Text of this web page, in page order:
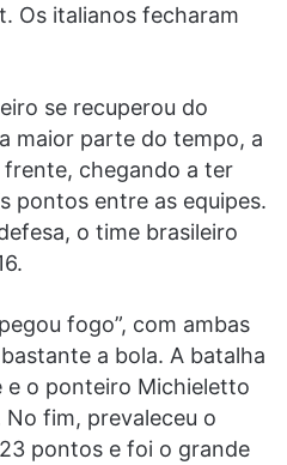
Os italianos fecharam
se recuperou do
maior parte do tempo, a
frente, chegando a ter
pontos entre as equipes.
o time brasileiro
fogo”, com ambas
a bola. A batalha
e o ponteiro Michieletto
fim, prevaleceu o
pontos e foi o grande